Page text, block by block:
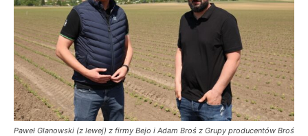
Paweł Glanowski (z lewej) z firmy Bejo i Adam Broś z Grupy producentów Broś